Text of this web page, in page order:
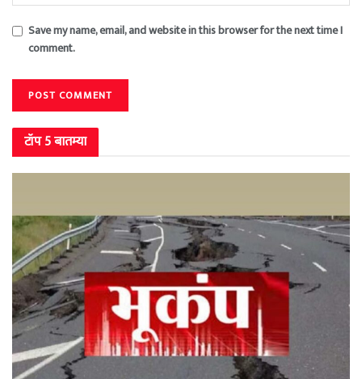
Save my name, email, and website in this browser for the next time I
comment.
टॉप 5 बातम्या